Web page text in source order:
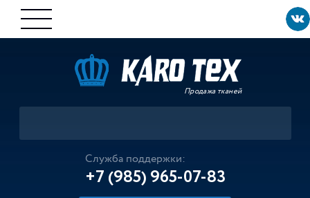
Продажа тканей
Служба поддержки:
+7 (985) 965-07-83